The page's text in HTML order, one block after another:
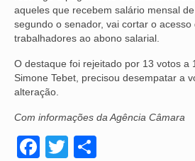
aqueles que recebem salário mensal
segundo o senador, vai cortar o acesso
trabalhadores ao abono salarial.
O destaque foi rejeitado por 13 votos a
Simone Tebet, precisou desempatar a
alteração.
Com informações da Agência Câmara
Facebook
Twitter